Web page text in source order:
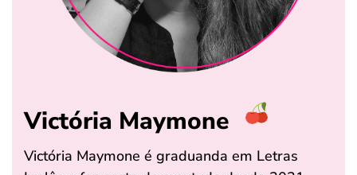
Victória Maymone
Victória Maymone é graduanda em Letras